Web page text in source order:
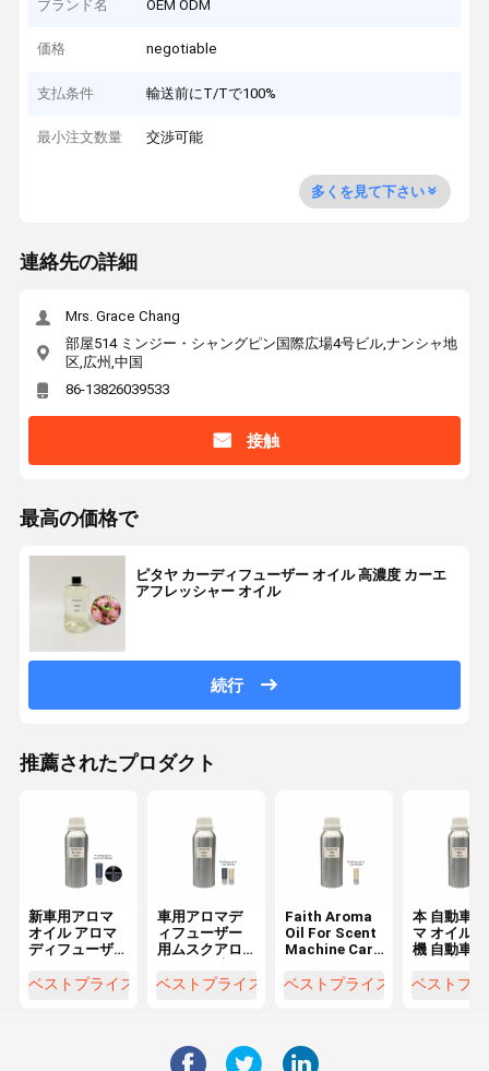
ブランド名 OEM ODM
価格 negotiable
支払条件 輸送前にT/Tで100%
最小注文数量 交渉可能
多くを見て下さい
連絡先の詳細
Mrs. Grace Chang
部屋514 ミンジー・シャングピン国際広場4号ビル,ナンシャ地
区,広州,中国
86-13826039533
接触
最高の価格で
ピタヤ カーディフューザー オイル 高濃度 カーエ
アフレッシャー オイル
続行
推薦されたプロダクト
新車用アロマ
オイル アロマ
ディフューザ
ベストプライス
車用アロマデ
ィフューザー
用ムスクアロ
長持ちする香
ベストプライス
Faith Aroma
Oil For Scent
Machine Car
Diffuser
ベストプライス
本 自動車
マ オイル
機 自動車
ベストプ